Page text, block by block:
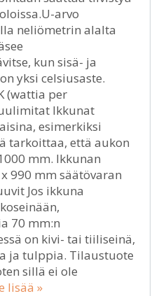
arvo
neliömetrin alalta
kun sisä- ja
yksi celsiusaste.
(wattia per
Ikkunat
esimerkiksi
tarkoittaa, että aukon
mm. Ikkunan
990 mm säätövaran
Jos ikkuna
70 mm:n
on kivi- tai tiiliseinä,
ja tulppia. Tilaustuote
sillä ei ole
lisää »